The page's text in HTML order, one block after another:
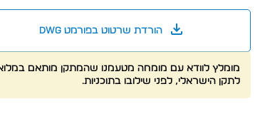
הורדת שרטוט בפורמט dwg
מומלץ לוודא עם מומחה מטעמנו שהמתקן מותאם
לתקן הישראלי, לפני שילובו בתוכניות.